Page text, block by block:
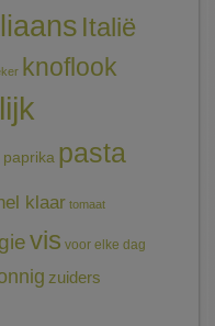
Italië
knoflook
paprika pasta
klaar tomaat
vis voor elke dag
zuiders